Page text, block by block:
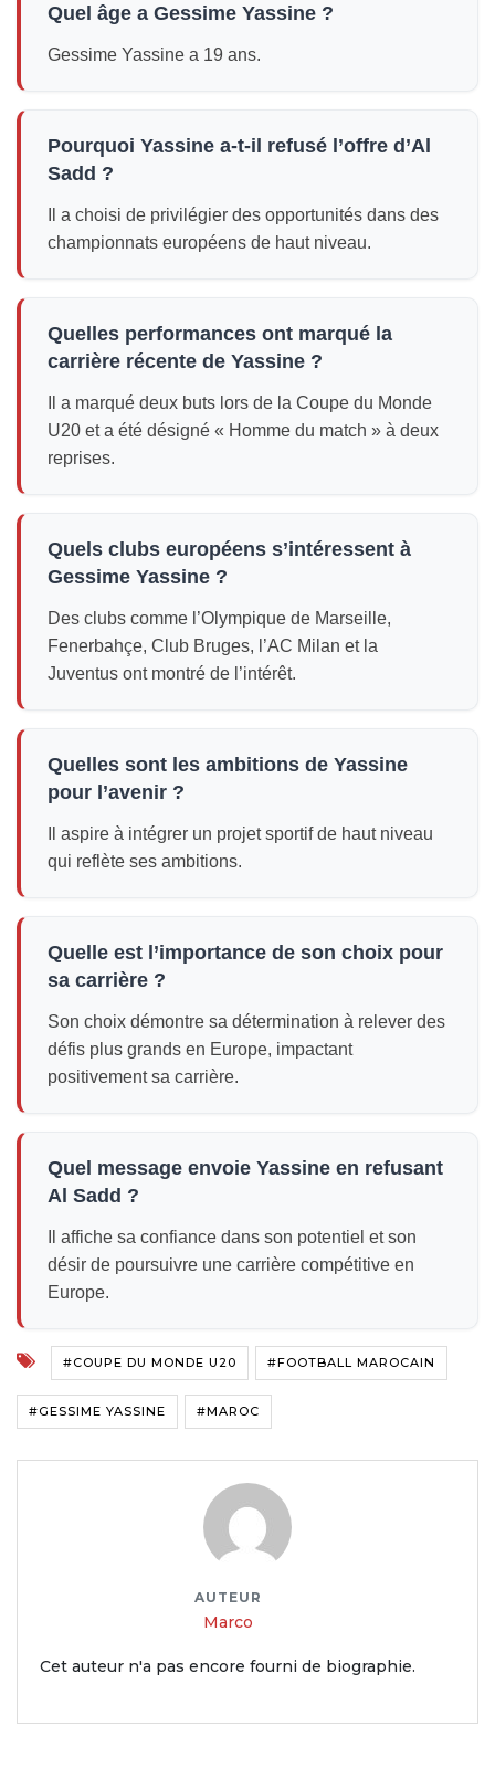
Quel âge a Gessime Yassine ?
Gessime Yassine a 19 ans.
Pourquoi Yassine a-t-il refusé l’offre d’Al
Sadd ?
Il a choisi de privilégier des opportunités dans des
championnats européens de haut niveau.
Quelles performances ont marqué la
carrière récente de Yassine ?
Il a marqué deux buts lors de la Coupe du Monde
U20 et a été désigné « Homme du match » à deux
reprises.
Quels clubs européens s’intéressent à
Gessime Yassine ?
Des clubs comme l’Olympique de Marseille,
Fenerbahçe, Club Bruges, l’AC Milan et la
Juventus ont montré de l’intérêt.
Quelles sont les ambitions de Yassine
pour l’avenir ?
Il aspire à intégrer un projet sportif de haut niveau
qui reflète ses ambitions.
Quelle est l’importance de son choix pour
sa carrière ?
Son choix démontre sa détermination à relever des
défis plus grands en Europe, impactant
positivement sa carrière.
Quel message envoie Yassine en refusant
Al Sadd ?
Il affiche sa confiance dans son potentiel et son
désir de poursuivre une carrière compétitive en
Europe.
#COUPE DU MONDE U20 #FOOTBALL MAROCAIN
#GESSIME YASSINE #MAROC
AUTEUR
Marco
Cet auteur n'a pas encore fourni de biographie.